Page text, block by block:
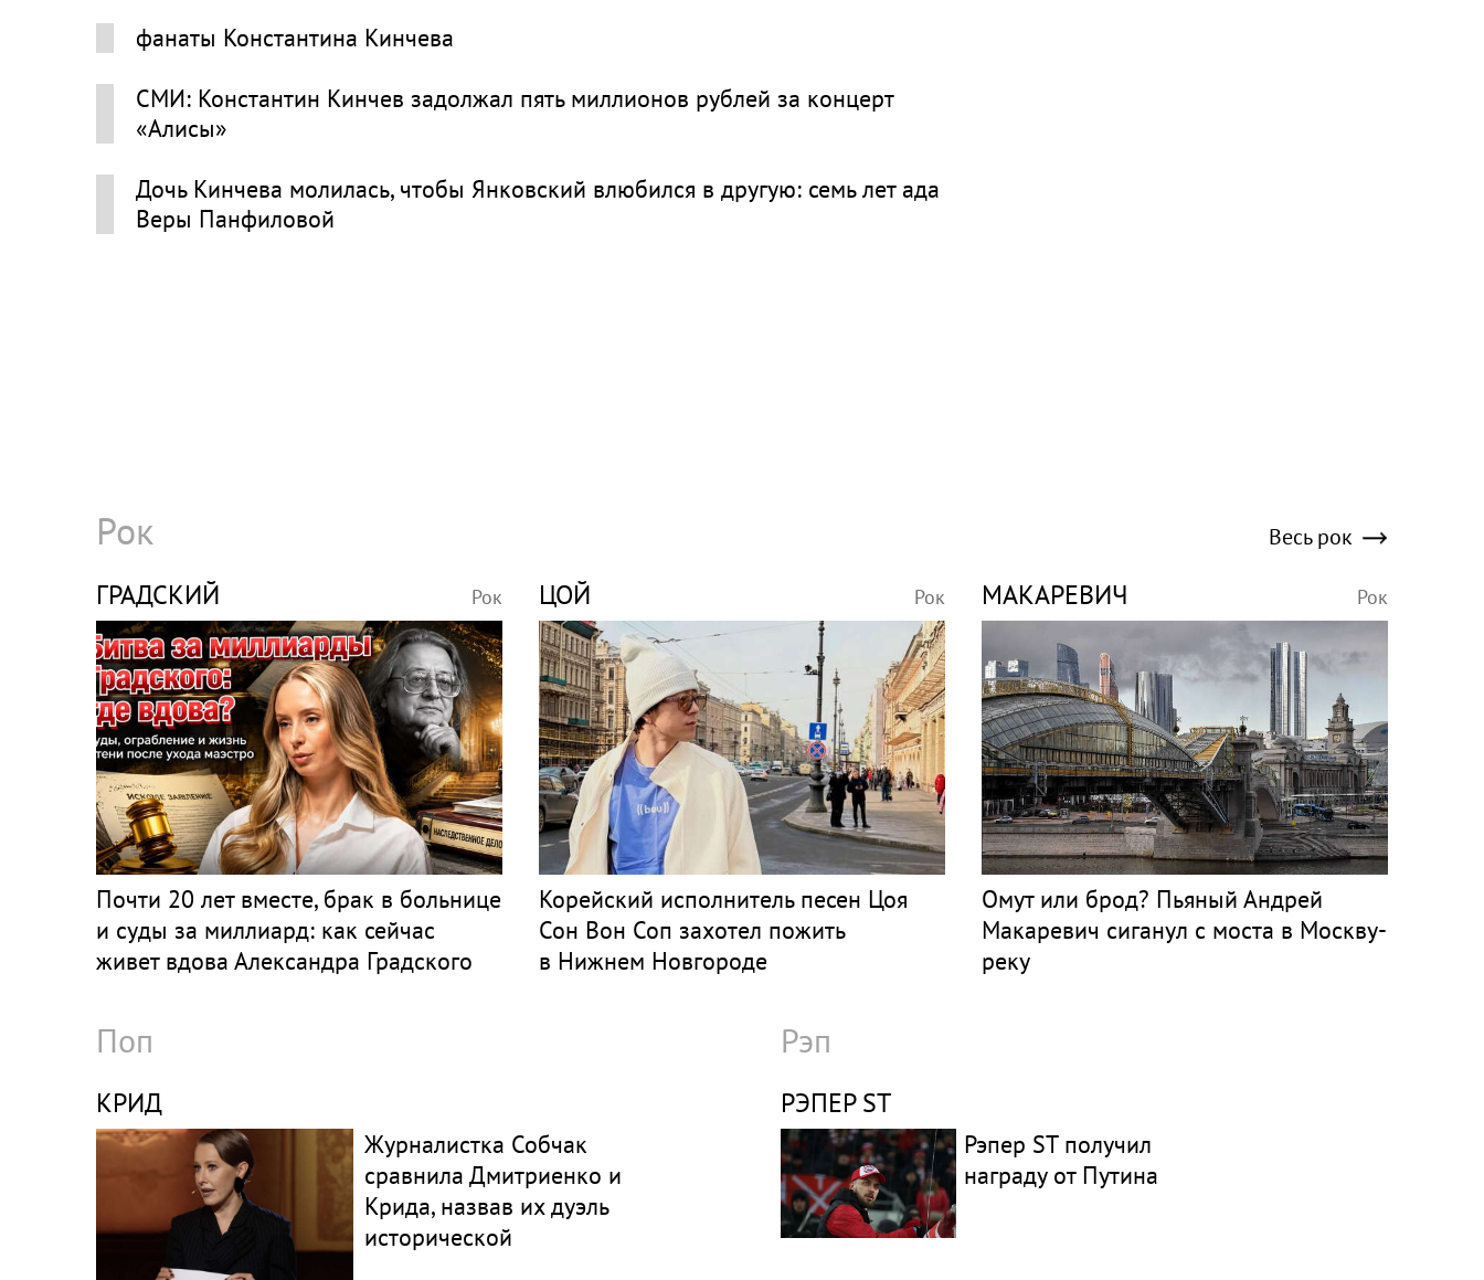
фанаты Константина Кинчева
СМИ: Константин Кинчев задолжал пять миллионов рублей за концерт
«Алисы»
Дочь Кинчева молилась, чтобы Янковский влюбился в другую: семь лет ада
Веры Панфиловой
Рок Весь рок
ГРАДСКИЙ Рок
Почти 20 лет вместе, брак в больнице
и суды за миллиард: как сейчас
живет вдова Александра Градского
ЦОЙ Рок
Корейский исполнитель песен Цоя
Сон Вон Соп захотел пожить
в Нижнем Новгороде
МАКАРЕВИЧ Рок
Омут или брод? Пьяный Андрей
Макаревич сиганул с моста в Москву-
реку
Поп
КРИД
Журналистка Собчак
сравнила Дмитриенко и
Крида, назвав их дуэль
исторической
Рэп
РЭПЕР ST
Рэпер ST получил
награду от Путина